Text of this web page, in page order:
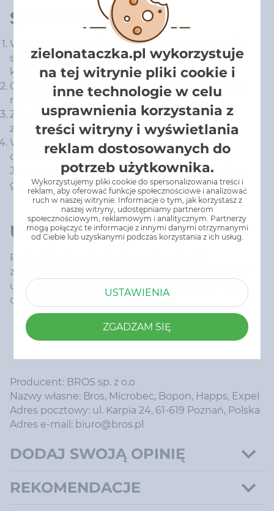
Sposób użycia:
Wyjąć spiralę z opakowania i ostrożnie rozdzielić
sąsiednie spirale zaczynając od zewnętrznych
końców.
Odgiąć języczek metalowej podpórki i nałożyć na
nią spiralę.
Zapalić koniec spirali, zdmuchnąć płomień i
zostawić żarzącą się końcówkę.
Wydzielające się opary działają owadobójczo i
odstraszająco.
Jedna spirala chroni przed komarami przez kilka
godzin.
Uwagi:
Produktów biobójczych należy używać z
zachowaniem środków ostrożności. Przed każdym
użyciem należy przeczytać etykietę i informacje
dotyczące produktu.
Producent: BROS sp. z o.o
Nazwy własne: Bros, Microbec, Bopon, Happs, Expel
Adres pocztowy: ul. Karpia 24, 61-619 Poznań, Polska
Adres e-mail: biuro@bros.pl
DODAJ SWOJĄ OPINIĘ
REKOMENDACJE
zielonataczka.pl wykorzystuje
na tej witrynie pliki cookie i
inne technologie w celu
usprawnienia korzystania z
treści witryny i wyświetlania
reklam dostosowanych do
potrzeb użytkownika.
Wykorzystujemy pliki cookie do spersonalizowania treści i
reklam, aby oferować funkcje społecznościowe i analizować
ruch w naszej witrynie. Informacje o tym, jak korzystasz z
naszej witryny, udostępniamy partnerom
społecznościowym, reklamowym i analitycznym. Partnerzy
mogą połączyć te informacje z innymi danymi otrzymanymi
od Ciebie lub uzyskanymi podczas korzystania z ich usług.
USTAWIENIA
ZGADZAM SIĘ